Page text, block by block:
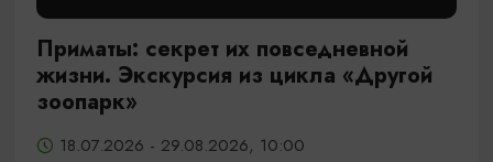
Приматы: секрет их повседневной
жизни. Экскурсия из цикла «Другой
зоопарк»
18.07.2026 - 29.08.2026, 10:00